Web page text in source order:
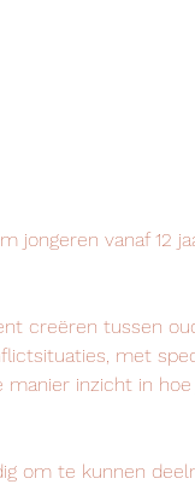
jongeren vanaf 12
creëren tussen
met
inzicht in
om te kunnen